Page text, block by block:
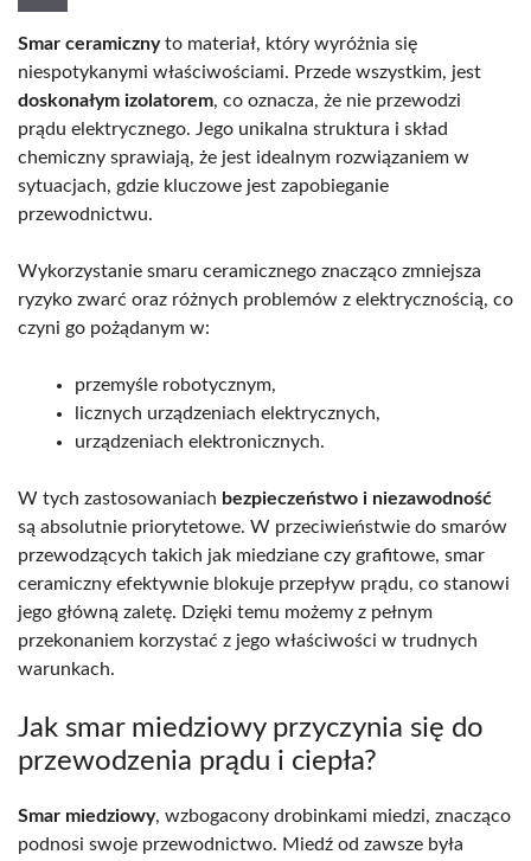
Smar ceramicznyto materiał, który wyróżnia się
niespotykanymi właściwościami. Przede wszystkim, jest
doskonałym izolatorem, co oznacza, że nie przewodzi
prądu elektrycznego. Jego unikalna struktura i skład
chemiczny sprawiają, że jest idealnym rozwiązaniem w
sytuacjach, gdzie kluczowe jest zapobieganie
przewodnictwu.
Wykorzystanie smaru ceramicznego znacząco zmniejsza
ryzyko zwarć oraz różnych problemów z elektrycznością, co
czyni go pożądanym w:
przemyśle robotycznym,
licznych urządzeniach elektrycznych,
urządzeniach elektronicznych.
W tych zastosowaniach bezpieczeństwo i niezawodność
są absolutnie priorytetowe. W przeciwieństwie do smarów
przewodzących takich jak miedziane czy grafitowe, smar
ceramiczny efektywnie blokuje przepływ prądu, co stanowi
jego główną zaletę. Dzięki temu możemy z pełnym
przekonaniem korzystać z jego właściwości w trudnych
warunkach.
Jak smar miedziowy przyczynia się do
przewodzenia prądu i ciepła?
Smar miedziowy, wzbogacony drobinkami miedzi, znacząco
podnosi swoje przewodnictwo. Miedź od zawsze była